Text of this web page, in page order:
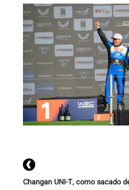
Changan UNI-T, como sacado